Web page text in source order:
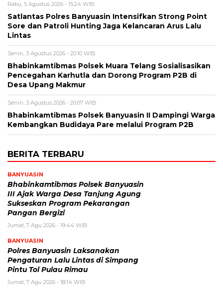
Rabu, 5 Agustus 2026 - 15:24 WIB
Satlantas Polres Banyuasin Intensifkan Strong Point
Sore dan Patroli Hunting Jaga Kelancaran Arus Lalu
Lintas
Senin, 3 Agustus 2026 - 20:10 WIB
Bhabinkamtibmas Polsek Muara Telang Sosialisasikan
Pencegahan Karhutla dan Dorong Program P2B di
Desa Upang Makmur
Senin, 3 Agustus 2026 - 20:07 WIB
Bhabinkamtibmas Polsek Banyuasin II Dampingi Warga
Kembangkan Budidaya Pare melalui Program P2B
BERITA TERBARU
BANYUASIN
Bhabinkamtibmas Polsek Banyuasin
III Ajak Warga Desa Tanjung Agung
Sukseskan Program Pekarangan
Pangan Bergizi
Jumat, 7 Agu 2026 - 19:44 WIB
BANYUASIN
Polres Banyuasin Laksanakan
Pengaturan Lalu Lintas di Simpang
Pintu Tol Pulau Rimau
Jumat, 7 Agu 2026 - 18:14 WIB